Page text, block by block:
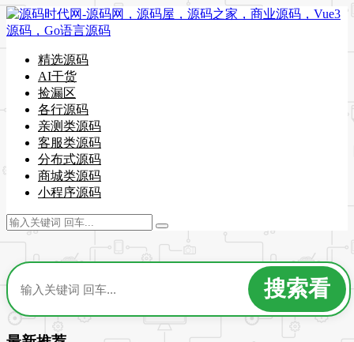
精选源码
AI干货
捡漏区
各行源码
亲测类源码
客服类源码
分布式源码
商城类源码
小程序源码